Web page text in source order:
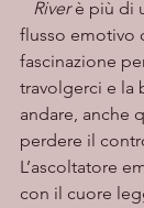
   River
è più di
flusso emotivo
fascinazione
travolgerci e la
andare, anche
perdere il
L’ascoltatore
con il cuore